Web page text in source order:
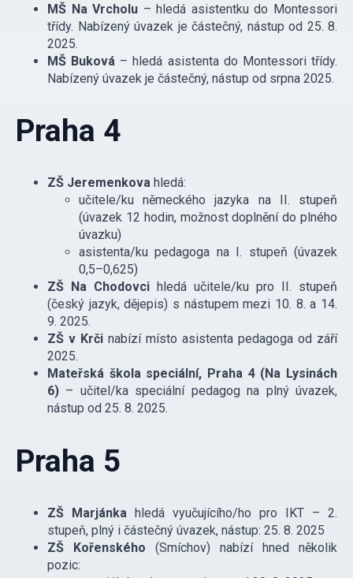
MŠ Na Vrcholu – hledá asistentku do Montessori
třídy. Nabízený úvazek je částečný, nástup od 25. 8.
2025.
MŠ Buková – hledá asistenta do Montessori třídy.
Nabízený úvazek je částečný, nástup od srpna 2025.
Praha 4
ZŠ Jeremenkova hledá:
učitele/ku německého jazyka na II. stupeň
(úvazek 12 hodin, možnost doplnění do plného
úvazku)
asistenta/ku pedagoga na I. stupeň (úvazek
0,5–0,625)
ZŠ Na Chodovci hledá učitele/ku pro II. stupeň
(český jazyk, dějepis) s nástupem mezi 10. 8. a 14.
9. 2025.
ZŠ v Krči nabízí místo asistenta pedagoga od září
2025.
Mateřská škola speciální, Praha 4 (Na Lysinách
6) – učitel/ka speciální pedagog na plný úvazek,
nástup od 25. 8. 2025.
Praha 5
ZŠ Marjánka hledá vyučujícího/ho pro IKT – 2.
stupeň, plný i částečný úvazek, nástup: 25. 8. 2025
ZŠ Kořenského (Smíchov) nabízí hned několik
pozic: